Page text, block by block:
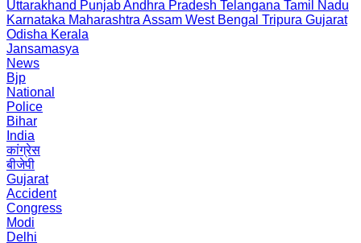
Uttarakhand PunjabAndhra Pradesh Telangana Tamil Nadu
Karnataka Maharashtra Assam West Bengal Tripura Gujarat
Odisha Kerala
Jansamasya
News
Bjp
National
Police
Bihar
India
कांग्रेस
बीजेपी
Gujarat
Accident
Congress
Modi
Delhi